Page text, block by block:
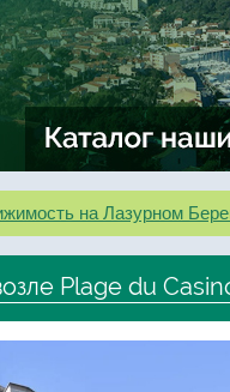
на Лазурном
Plage du